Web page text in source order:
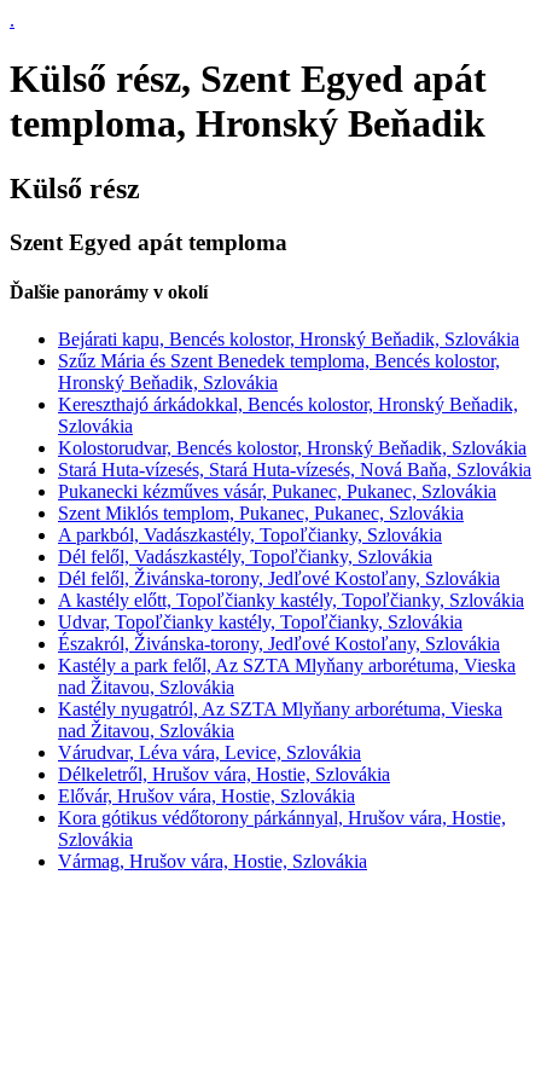
.
Külső rész, Szent Egyed apát
temploma, Hronský Beňadik
Külső rész
Szent Egyed apát temploma
Ďalšie panorámy v okolí
Bejárati kapu, Bencés kolostor, Hronský Beňadik, Szlovákia
Szűz Mária és Szent Benedek temploma, Bencés kolostor,
Hronský Beňadik, Szlovákia
Kereszthajó árkádokkal, Bencés kolostor, Hronský Beňadik,
Szlovákia
Kolostorudvar, Bencés kolostor, Hronský Beňadik, Szlovákia
Stará Huta-vízesés, Stará Huta-vízesés, Nová Baňa, Szlovákia
Pukanecki kézműves vásár, Pukanec, Pukanec, Szlovákia
Szent Miklós templom, Pukanec, Pukanec, Szlovákia
A parkból, Vadászkastély, Topoľčianky, Szlovákia
Dél felől, Vadászkastély, Topoľčianky, Szlovákia
Dél felől, Živánska-torony, Jedľové Kostoľany, Szlovákia
A kastély előtt, Topoľčianky kastély, Topoľčianky, Szlovákia
Udvar, Topoľčianky kastély, Topoľčianky, Szlovákia
Északról, Živánska-torony, Jedľové Kostoľany, Szlovákia
Kastély a park felől, Az SZTA Mlyňany arborétuma, Vieska
nad Žitavou, Szlovákia
Kastély nyugatról, Az SZTA Mlyňany arborétuma, Vieska
nad Žitavou, Szlovákia
Várudvar, Léva vára, Levice, Szlovákia
Délkeletről, Hrušov vára, Hostie, Szlovákia
Elővár, Hrušov vára, Hostie, Szlovákia
Kora gótikus védőtorony párkánnyal, Hrušov vára, Hostie,
Szlovákia
Vármag, Hrušov vára, Hostie, Szlovákia